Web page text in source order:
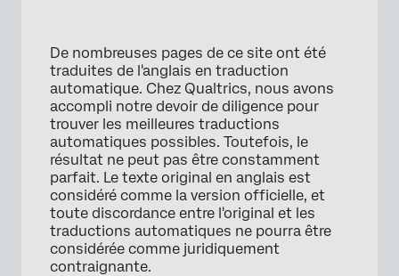
De nombreuses pages de ce site ont été
traduites de l'anglais en traduction
automatique. Chez Qualtrics, nous avons
accompli notre devoir de diligence pour
trouver les meilleures traductions
automatiques possibles. Toutefois, le
résultat ne peut pas être constamment
parfait. Le texte original en anglais est
considéré comme la version officielle, et
toute discordance entre l'original et les
traductions automatiques ne pourra être
considérée comme juridiquement
contraignante.